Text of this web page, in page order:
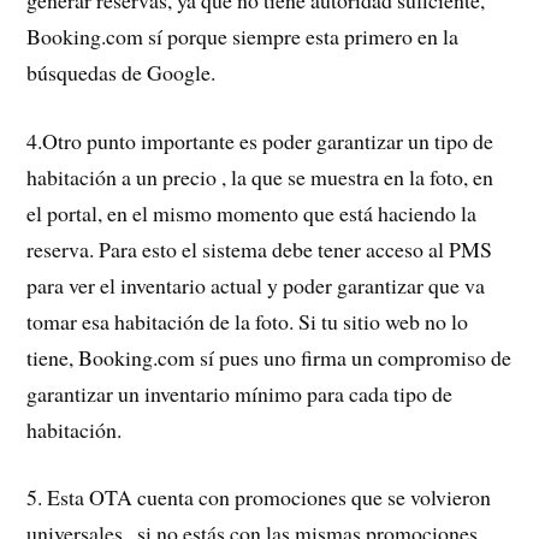
Booking.com sí porque siempre esta primero en la
búsquedas de Google.
4.Otro punto importante es poder garantizar un tipo de
habitación a un precio , la que se muestra en la foto, en
el portal, en el mismo momento que está haciendo la
reserva. Para esto el sistema debe tener acceso al PMS
para ver el inventario actual y poder garantizar que va
tomar esa habitación de la foto. Si tu sitio web no lo
tiene, Booking.com sí pues uno firma un compromiso de
garantizar un inventario mínimo para cada tipo de
habitación.
5. Esta OTA cuenta con promociones que se volvieron